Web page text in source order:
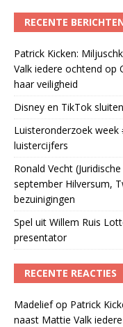
RECENTE
Patrick Kicken:
Valk iedere ochtend op
haar veiligheid
Disney en TikTok
Luisteronderzoek
luistercijfers
Ronald Vecht
september Hilversum,
bezuinigingen
Spel uit Willem Ruis
presentator
RECENTE REACTIES
Madeliefop Patrick
naast Mattie Valk